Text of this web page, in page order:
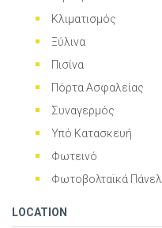
Κλιματισμός
Ξύλινα
Πισίνα
Πόρτα Ασφαλείας
Συναγερμός
Υπό Κατασκευή
Φωτεινό
Φωτοβολταϊκά Πάνελ
LOCATION